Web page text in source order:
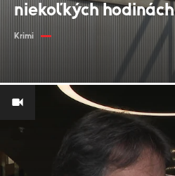
niekoľkých hodinách
Krimi